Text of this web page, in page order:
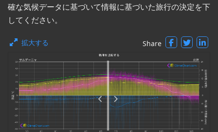
確な気候データに基づいて情報に基づいた旅行の決定を下
してください。
拡大する Share